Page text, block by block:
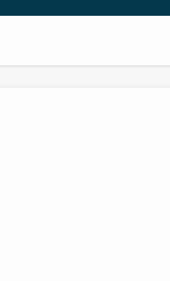
痩せることが出来るように分かりやすく